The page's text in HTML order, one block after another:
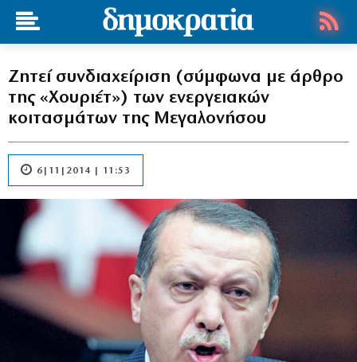
Ζητεί συνδιαχείριση (σύμφωνα με άρθρο
της «Χουριέτ») των ενεργειακών
κοιτασμάτων της Μεγαλονήσου
6|11|2014 | 11:53